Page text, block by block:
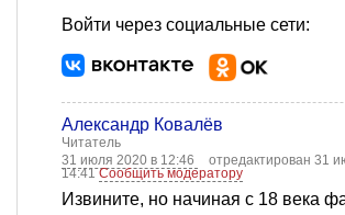
Войти через социальные сети:
Александр Ковалёв
Читатель
31 июля 2020 в 12:46
отредактирован 31
14:41Сообщить модератору
Извините, но начиная с 18 века